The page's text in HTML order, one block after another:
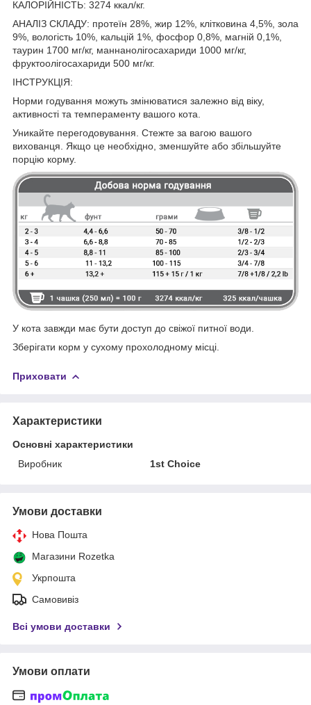
КАЛОРІЙНІСТЬ: 3274 ккал/кг.
АНАЛІЗ СКЛАДУ: протеїн 28%, жир 12%, клітковина 4,5%, зола
9%, вологість 10%, кальцій 1%, фосфор 0,8%, магній 0,1%,
таурин 1700 мг/кг, маннанолігосахариди 1000 мг/кг,
фруктоолігосахариди 500 мг/кг.
ІНСТРУКЦІЯ:
Норми годування можуть змінюватися залежно від віку,
активності та темпераменту вашого кота.
Уникайте перегодовування. Стежте за вагою вашого
вихованця. Якщо це необхідно, зменшуйте або збільшуйте
порцію корму.
У кота завжди має бути доступ до свіжої питної води.
Зберігати корм у сухому прохолодному місці.
Приховати
Характеристики
Основні характеристики
Виробник
1st Choice
Умови доставки
Нова Пошта
Магазини Rozetka
Укрпошта
Самовивіз
Всі умови доставки
Умови оплати